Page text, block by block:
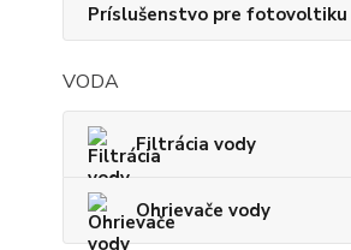
Príslušenstvo pre fotovoltiku
VODA
Filtrácia vody
Ohrievače vody